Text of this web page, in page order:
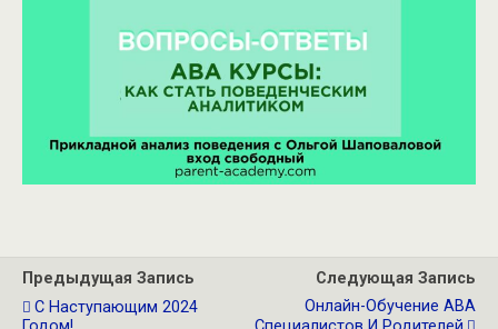
Предыдущая Запись
С Наступающим 2024
Следующая Запись
Онлайн-Обучение АВА